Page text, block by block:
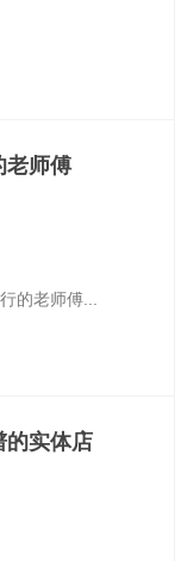
老师傅
的老师傅...
的实体店